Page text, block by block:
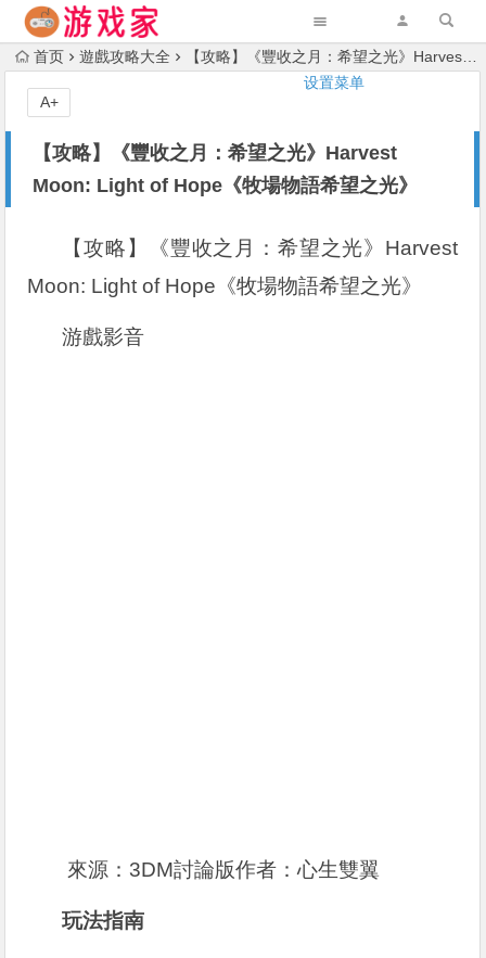
设置菜单
首页 遊戲攻略大全 【攻略】《豐收之月：希望之光》Harvest Moon: Light of Hope《牧場物語希望之光》
【攻略】《豐收之月：希望之光》Harvest
Moon: Light of Hope《牧場物語希望之光》
A+
【攻略】《豐收之月：希望之光》Harvest
Moon: Light of Hope《牧場物語希望之光》
游戲影音
來源：3DM討論版作者：心生雙翼
玩法指南